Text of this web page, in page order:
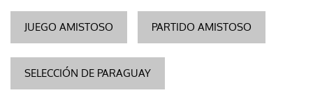
JUEGO AMISTOSO PARTIDO AMISTOSO
SELECCIÓN DE PARAGUAY